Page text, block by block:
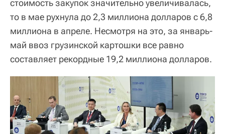
стоимость закупок значительно увеличивалась,
то в мае рухнула до 2,3 миллиона долларов с 6,8
миллиона в апреле. Несмотря на это, за январь-
май ввоз грузинской картошки все равно
составляет рекордные 19,2 миллиона долларов.